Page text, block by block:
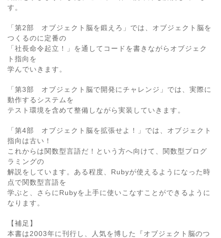
す。
「第2部 オブジェクト脳を鍛えろ」では、オブジェクト脳を
つくるのに定番の
「社長命令起立！」を通してコードを書きながらオブジェク
ト指向を
学んでいきます。
「第3部 オブジェクト脳で開発にチャレンジ」では、実際に
動作するシステムを
テスト環境を含めて整備しながら実装していきます。
「第4部 オブジェクト脳を拡張せよ！」では、オブジェクト
指向は古い！
これからは関数型言語だ！という方へ向けて、関数型プログ
ラミングの
解説をしています。ある程度、Rubyが使えるようになった時
点で関数型言語を
学ぶと、さらにRubyを上手に使いこなすことができるように
なります。
【補足】
本書は2003年に刊行し、人気を博した『オブジェクト脳のつ